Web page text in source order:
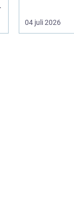
växter klarar.
sku...
04 juli 2026